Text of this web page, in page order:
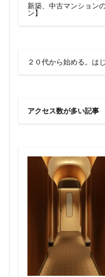
新築、中古マンション
ン】
２０代から始める。は
アクセス数が多い記事